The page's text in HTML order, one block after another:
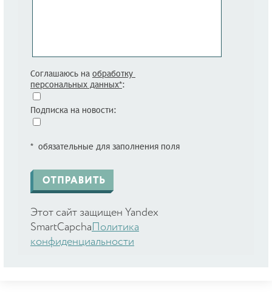
Соглашаюсь на обработку
персональных данных*:
Подписка на новости:
* обязательные для заполнения поля
Этот сайт защищен Yandex
SmartCapcha Политика
конфиденциальности